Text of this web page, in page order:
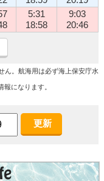
5:31
18:58
9:03
20:46
ん。航海用は必ず海上保安庁水
になります。
更新